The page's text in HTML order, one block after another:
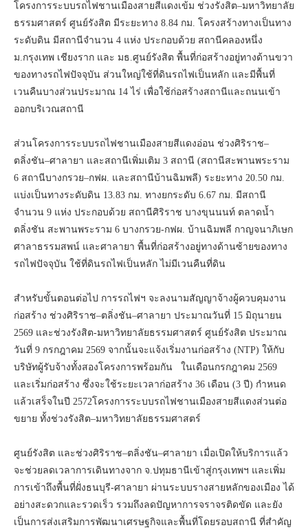
โครงการระบบรถไฟชานเมืองสายสีแดงเข้ม ช่วงรังสิต–มหาวิทยาลัย
ธรรมศาสตร์ ศูนย์รังสิต มีระยะทาง 8.84 กม. โครงสร้างทางเป็นทาง
ระดับดิน มีสถานีจำนวน 4 แห่ง ประกอบด้วย สถานีคลองหนึ่ง
ม.กรุงเทพ เชียงราก และ มธ.ศูนย์รังสิต พื้นที่ก่อสร้างอยู่ทางด้านขวา
ของทางรถไฟปัจจุบัน ส่วนใหญ่ใช้ที่ดินรถไฟเป็นหลัก และมีพื้นที่
เวนคืนบางส่วนประมาณ 14 ไร่ เพื่อใช้ก่อสร้างสถานีและถนนเข้า
ออกบริเวณสถานี
ส่วนโครงการระบบรถไฟชานเมืองสายสีแดงอ่อน ช่วงศิริราช–
ตลิ่งชัน–ศาลายา และสถานีเพิ่มเติม 3 สถานี (สถานีสะพานพระราม
6 สถานีบางกรวย–กฟผ. และสถานีบ้านฉิมพลี) ระยะทาง 20.50 กม.
แบ่งเป็นทางระดับดิน 13.83 กม. ทางยกระดับ 6.67 กม. มีสถานี
จำนวน 9 แห่ง ประกอบด้วย สถานีศิริราช บางขุนนนท์ ตลาดน้ำ
ตลิ่งชัน สะพานพระราม 6 บางกรวย-กฟผ. บ้านฉิมพลี กาญจนาภิเษก
ศาลาธรรมสพน์ และศาลายา พื้นที่ก่อสร้างอยู่ทางด้านซ้ายของทาง
รถไฟปัจจุบัน ใช้ที่ดินรถไฟเป็นหลัก ไม่มีเวนคืนที่ดิน
สำหรับขั้นตอนต่อไป การรถไฟฯ จะลงนามสัญญาจ้างผู้ควบคุมงาน
ก่อสร้าง ช่วงศิริราช–ตลิ่งชัน–ศาลายา ประมาณวันที่ 15 มิถุนายน
2569 และช่วงรังสิต-มหาวิทยาลัยธรรมศาสตร์ ศูนย์รังสิต ประมาณ
วันที่ 9 กรกฎาคม 2569 จากนั้นจะแจ้งเริ่มงานก่อสร้าง (NTP) ให้กับ
บริษัทผู้รับจ้างทั้งสองโครงการพร้อมกัน ในเดือนกรกฎาคม 2569
และเริ่มก่อสร้าง ซึ่งจะใช้ระยะเวลาก่อสร้าง 36 เดือน (3 ปี) กำหนด
แล้วเสร็จในปี 2572โครงการระบบรถไฟชานเมืองสายสีแดงส่วนต่อ
ขยาย ทั้งช่วงรังสิต–มหาวิทยาลัยธรรมศาสตร์
ศูนย์รังสิต และช่วงศิริราช–ตลิ่งชัน–ศาลายา เมื่อเปิดให้บริการแล้ว
จะช่วยลดเวลาการเดินทางจาก จ.ปทุมธานีเข้าสู่กรุงเทพฯ และเพิ่ม
การเข้าถึงพื้นที่ฝั่งธนบุรี-ศาลายา ผ่านระบบรางสายหลักของเมือง ได้
อย่างสะดวกและรวดเร็ว รวมถึงลดปัญหาการจราจรติดขัด และยัง
เป็นการส่งเสริมการพัฒนาเศรษฐกิจและพื้นที่โดยรอบสถานี ที่สำคัญ